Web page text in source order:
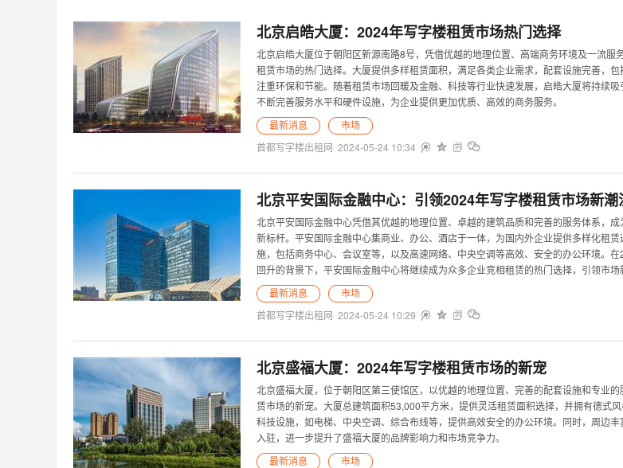
北京启皓大厦：2024年写字楼租赁市场热门选择
北京启皓大厦位于朝阳区新源南路8号，凭借优越的地理位置、高端商务环境及一流服
租赁市场的热门选择。大厦提供多样租赁面积，满足各类企业需求，配套设施完善，
注重环保和节能。随着租赁市场回暖及金融、科技等行业快速发展，启皓大厦将持续
不断完善服务水平和硬件设施，为企业提供更加优质、高效的商务服务。
最新消息 市场
首都写字楼出租网 2024-05-24 10:34    
北京平安国际金融中心：引领2024年写字楼租赁市场新潮
北京平安国际金融中心凭借其优越的地理位置、卓越的建筑品质和完善的服务体系，
新标杆。平安国际金融中心集商业、办公、酒店于一体，为国内外企业提供多样化租
施，包括商务中心、会议室等，以及高速网络、中央空调等高效、安全的办公环境。
回升的背景下，平安国际金融中心将继续成为众多企业竞相租赁的热门选择，引领市场
最新消息 市场
首都写字楼出租网 2024-05-24 10:29    
北京盛福大厦：2024年写字楼租赁市场的新宠
北京盛福大厦，位于朝阳区第三使馆区，以优越的地理位置、完善的配套设施和专业
赁市场的新宠。大厦总建筑面积53,000平方米，提供灵活租赁面积选择，并拥有德式
科技设施，如电梯、中央空调、综合布线等，提供高效安全的办公环境。同时，周边
入驻，进一步提升了盛福大厦的品牌影响力和市场竞争力。
最新消息 市场